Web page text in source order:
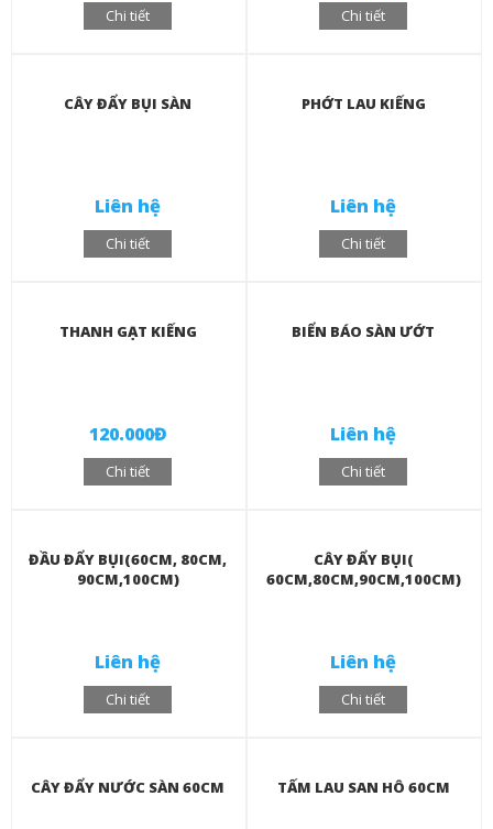
Chi tiết Chi tiết
CÂY ĐẨY BỤI SÀN
Liên hệ
Chi tiết
PHỚT LAU KIẾNG
Liên hệ
Chi tiết
THANH GẠT KIẾNG
120.000Đ
Chi tiết
BIỂN BÁO SÀN ƯỚT
Liên hệ
Chi tiết
ĐẦU ĐẨY BỤI(60CM, 80CM,
90CM,100CM)
Liên hệ
Chi tiết
CÂY ĐẨY BỤI(
60CM,80CM,90CM,100CM)
Liên hệ
Chi tiết
CÂY ĐẨY NƯỚC SÀN 60CM TẤM LAU SAN HÔ 60CM